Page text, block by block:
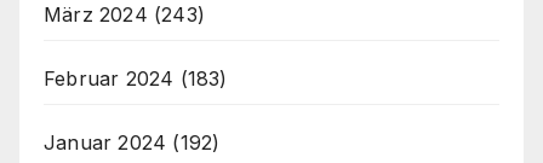
März 2024 (243)
Februar 2024 (183)
Januar 2024 (192)